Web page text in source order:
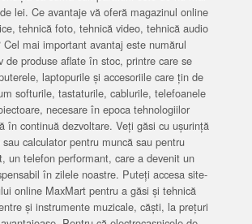
lei. Ce avantaje vă oferă magazinul online
tehnică foto, tehnică video, tehnică audio
Cel mai important avantaj este numărul
de produse aflate în stoc, printre care se
laptopurile și accesoriile care țin de
softurile, tastaturile, cablurile, telefoanele
necesare în epoca tehnologiilor
în continuă dezvoltare. Veți găsi cu ușurință
calculator pentru muncă sau pentru
un telefon performant, care a devenit un
în zilele noastre. Puteți accesa site-
online MaxMart pentru a găsi și tehnică
și instrumente muzicale, căști, la prețuri